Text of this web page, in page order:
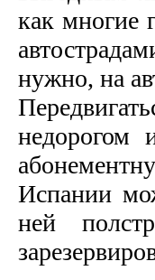
как многие
нужно, на
недорогом
Испании
ней